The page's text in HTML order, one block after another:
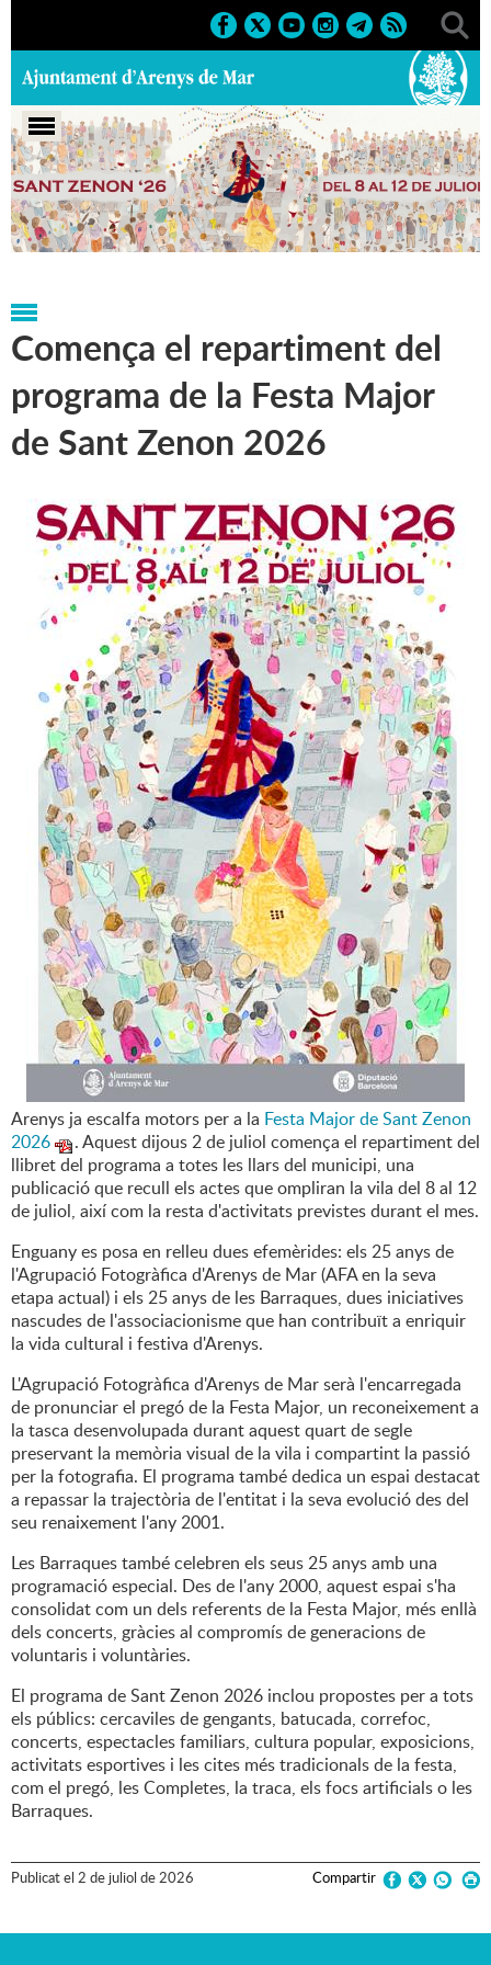
Portada > Regidories > Cultura > Festa Major Sant
Zenon > Notícies
Comença el repartiment del
programa de la Festa Major
de Sant Zenon 2026
Arenys ja escalfa motors per a la Festa Major de Sant Zenon
2026
. Aquest dijous 2 de juliol comença el repartiment del
llibret del programa a totes les llars del municipi, una
publicació que recull els actes que ompliran la vila del 8 al 12
de juliol, així com la resta d'activitats previstes durant el mes.
Enguany es posa en relleu dues efemèrides: els 25 anys de
l'Agrupació Fotogràfica d'Arenys de Mar (AFA en la seva
etapa actual) i els 25 anys de les Barraques, dues iniciatives
nascudes de l'associacionisme que han contribuït a enriquir
la vida cultural i festiva d'Arenys.
L'Agrupació Fotogràfica d'Arenys de Mar serà l'encarregada
de pronunciar el pregó de la Festa Major, un reconeixement a
la tasca desenvolupada durant aquest quart de segle
preservant la memòria visual de la vila i compartint la passió
per la fotografia. El programa també dedica un espai destacat
a repassar la trajectòria de l'entitat i la seva evolució des del
seu renaixement l'any 2001.
Les Barraques també celebren els seus 25 anys amb una
programació especial. Des de l'any 2000, aquest espai s'ha
consolidat com un dels referents de la Festa Major, més enllà
dels concerts, gràcies al compromís de generacions de
voluntaris i voluntàries.
El programa de Sant Zenon 2026 inclou propostes per a tots
els públics: cercaviles de gengants, batucada, correfoc,
concerts, espectacles familiars, cultura popular, exposicions,
activitats esportives i les cites més tradicionals de la festa,
com el pregó, les Completes, la traca, els focs artificials o les
Barraques.
Publicatel 2 dejuliol de2026 Compartir